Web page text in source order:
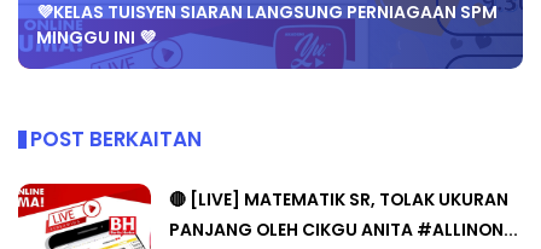
💜KELAS TUISYEN SIARAN LANGSUNG PERNIAGAAN SPM
MINGGU INI 💜
POST BERKAITAN
🔴 [LIVE] MATEMATIK SR, TOLAK UKURAN
PANJANG OLEH CIKGU ANITA #ALLINON...